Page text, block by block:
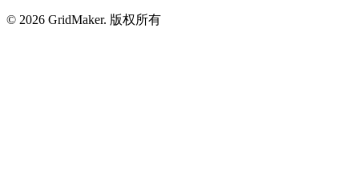
© 2026 GridMaker. 版权所有